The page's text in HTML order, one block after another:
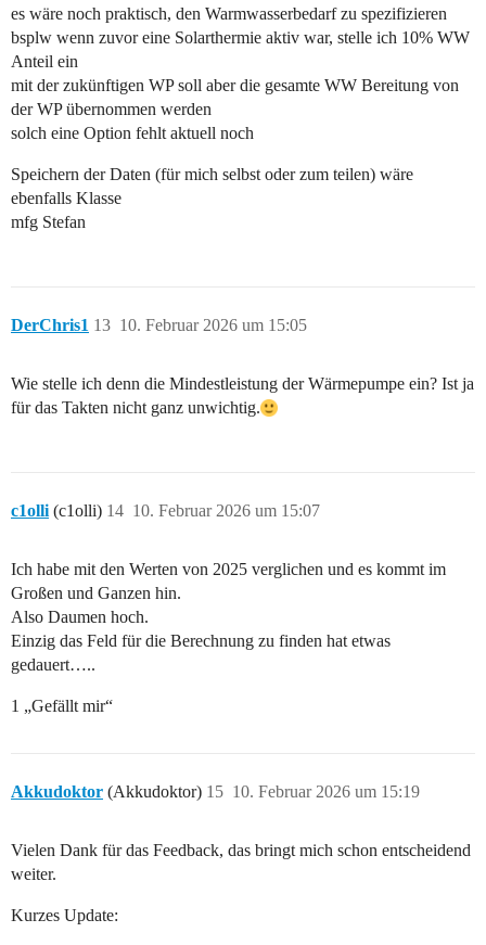
es wäre noch praktisch, den Warmwasserbedarf zu spezifizieren
bsplw wenn zuvor eine Solarthermie aktiv war, stelle ich 10% WW
Anteil ein
mit der zukünftigen WP soll aber die gesamte WW Bereitung von
der WP übernommen werden
solch eine Option fehlt aktuell noch
Speichern der Daten (für mich selbst oder zum teilen) wäre
ebenfalls Klasse
mfg Stefan
DerChris1 10. Februar 2026 um 15:05
13
Wie stelle ich denn die Mindestleistung der Wärmepumpe ein? Ist ja
für das Takten nicht ganz unwichtig.
c1olli (c1olli) 10. Februar 2026 um 15:07
14
Ich habe mit den Werten von 2025 verglichen und es kommt im
Großen und Ganzen hin.
Also Daumen hoch.
Einzig das Feld für die Berechnung zu finden hat etwas
gedauert…..
1 „Gefällt mir“
Akkudoktor (Akkudoktor) 10. Februar 2026 um 15:19
15
Vielen Dank für das Feedback, das bringt mich schon entscheidend
weiter.
Kurzes Update: